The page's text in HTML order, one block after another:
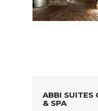
ABBI SUITES
& SPA